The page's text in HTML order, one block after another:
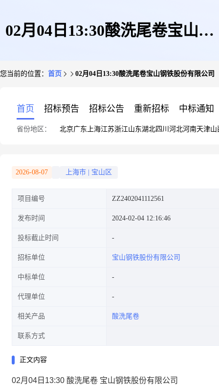
02月04日13:30酸洗尾卷宝山钢
您当前的位置： 首页 02月04日13:30酸洗尾卷宝山钢铁股份有限公司
首页 招标预告 招标公告 重新招标 中标通知
省份地区： 北京广东 上海江苏浙江山东湖北四川 河北河南天津山
2026-08-07 上海市 宝山区
项目编号 ZZ2402041112561
发布时间 2024-02-04 12:16:46
投标截止时间
招标单位 宝山钢铁股份有限公司
中标单位
代理单位
相关产品 酸洗尾卷
联系方式
正文内容
02月04日13:30 酸洗尾卷 宝山钢铁股份有限公司